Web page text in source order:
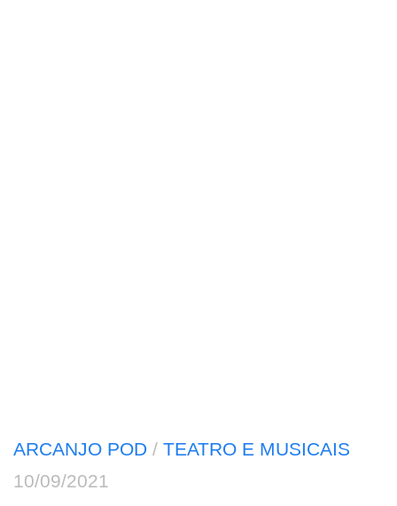
ARCANJO POD / TEATRO E MUSICAIS
10/09/2021